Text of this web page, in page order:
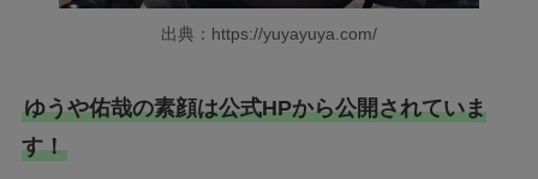
出典：https://yuyayuya.com/
ゆうや佑哉の素顔は公式HPから公開されていま
す！